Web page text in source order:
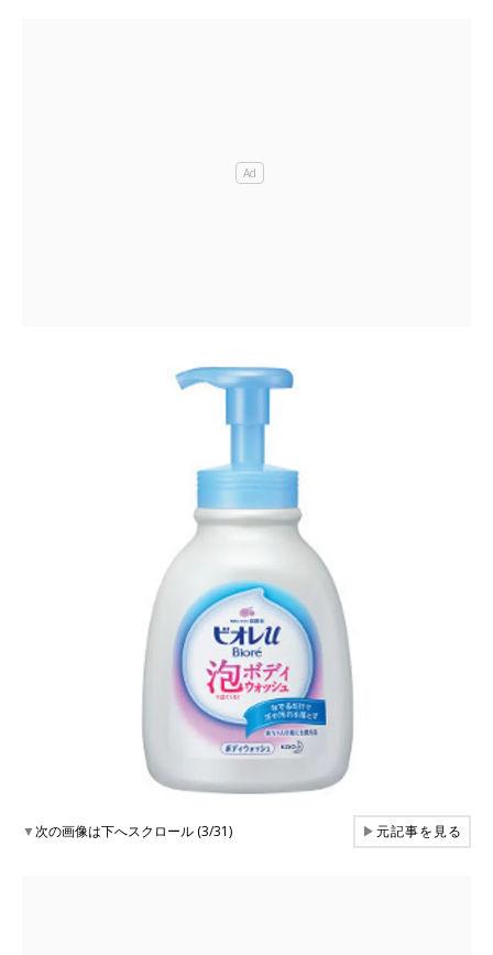
▼次の画像は下へスクロール (3/31) ▶元記事を見る